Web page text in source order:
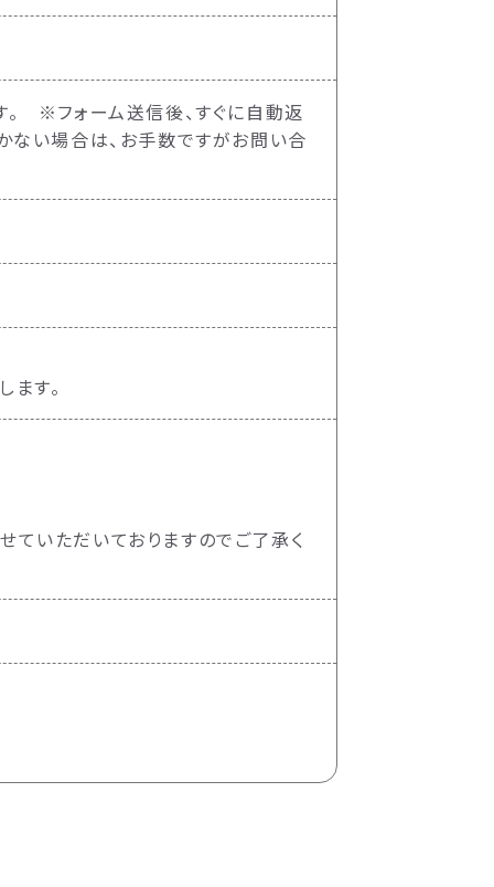
。 ※フォーム送信後、すぐに自動返
ない場合は、お手数ですがお問い合
す。
いただいておりますのでご了承く